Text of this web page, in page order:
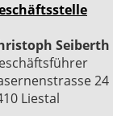
Seiberth
24
Liestal